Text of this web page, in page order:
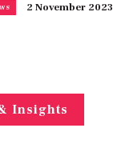
2 November 2023
Insights